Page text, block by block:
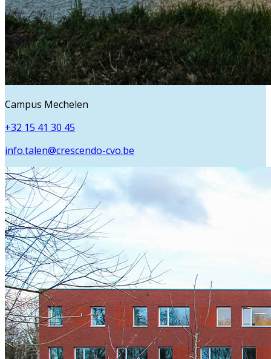
Campus Mechelen
+32 15 41 30 45
info.talen@crescendo-cvo.be